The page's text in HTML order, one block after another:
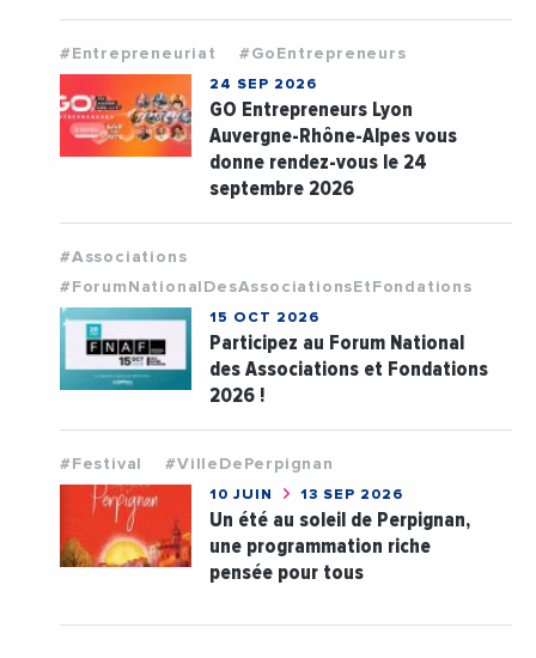
#Entrepreneuriat #GoEntrepreneurs
24 SEP 2026
GO Entrepreneurs Lyon
Auvergne-Rhône-Alpes vous
donne rendez-vous le 24
septembre 2026
#Associations
#ForumNationalDesAssociationsEtFondations
15 OCT 2026
Participez au Forum National
des Associations et Fondations
2026 !
#Festival #VilleDePerpignan
10 JUIN 13 SEP 2026
Un été au soleil de Perpignan,
une programmation riche
pensée pour tous